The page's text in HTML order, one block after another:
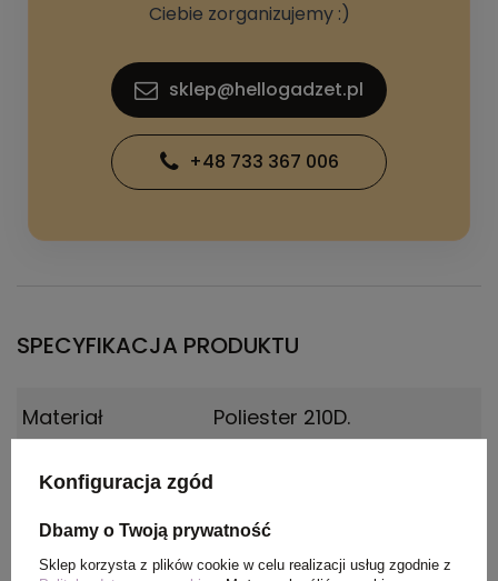
Ciebie zorganizujemy :)
sklep@hellogadzet.pl
+48 733 367 006
SPECYFIKACJA PRODUKTU
Materiał Poliester 210D.
Kraj
pochodzenia
Rozmiar 20,3 x 15,2 x 15,2 cm
Konfiguracja zgód
Dbamy o Twoją prywatność
Sklep korzysta z plików cookie w celu realizacji usług zgodnie z